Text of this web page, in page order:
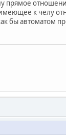
к челу
бы автоматом